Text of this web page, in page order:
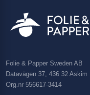
Folie & Papper Sweden AB
Datavägen 37, 436 32 Askim
Org.nr 556617-3414